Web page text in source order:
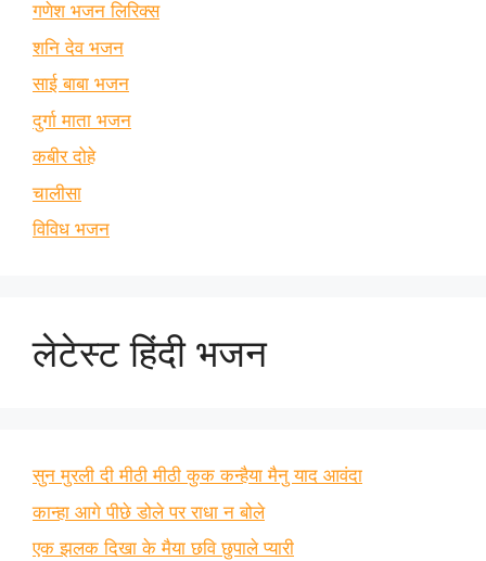
गणेश भजन लिरिक्स
शनि देव भजन
साई बाबा भजन
दुर्गा माता भजन
कबीर दोहे
चालीसा
विविध भजन
लेटेस्ट हिंदी भजन
सुन मुरली दी मीठी मीठी कुक कन्हैया मैनु याद आवंदा
कान्हा आगे पीछे डोले पर राधा न बोले
एक झलक दिखा के मैया छवि छुपाले प्यारी